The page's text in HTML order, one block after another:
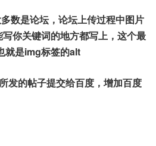
数是论坛，论坛上传过程中图片
你关键词的地方都写上，这个最
就是img标签的alt
发的帖子提交给百度，增加百度